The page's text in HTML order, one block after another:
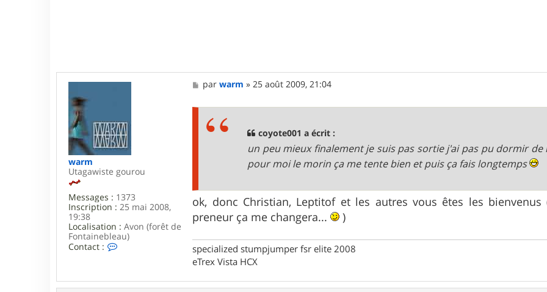
warm
Utagawiste gourou
Messages : 1373
Inscription : 25 mai 2008,
19:38
Localisation : Avon (forêt de
Fontainebleau)
Contact :
a
M
e
parwarm »25 août 2009, 21:04
coyote001 a écrit :
un peu mieux finalement je suis pas sortie j'ai pas pu dormir
pour moi le morin ça me tente bien et puis ça fais longtemps
ok, donc Christian, Leptitof et les autres vous êtes les
preneur ça me changera...
)
specialized stumpjumper fsr elite 2008
eTrex Vista HCX